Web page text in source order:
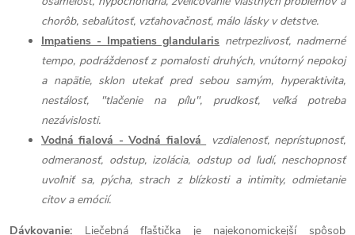
chorôb, sebaľútosť, vzťahovačnosť, málo lásky v detstve.
Impatiens - Impatiens glandularis netrpezlivosť, nadmerné
tempo, podráždenosť z pomalosti druhých, vnútorný nepokoj
a napätie, sklon utekať pred sebou samým, hyperaktivita,
nestálosť, "tlačenie na pílu", prudkosť, veľká potreba
nezávislosti.
Vodná fialová - Vodná fialová
vzdialenosť, neprístupnosť,
odmeranosť, odstup, izolácia, odstup od ľudí, neschopnosť
uvoľniť sa, pýcha, strach z blízkosti a intimity, odmietanie
citov a emócií.
Dávkovanie: Liečebná fľaštička je najekonomickejší spôsob